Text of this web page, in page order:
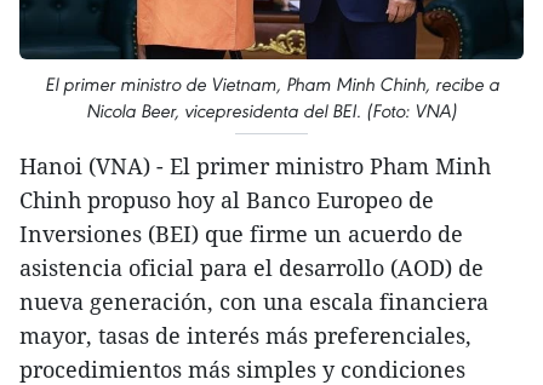
El primer ministro de Vietnam, Pham Minh Chinh, recibe a
Nicola Beer, vicepresidenta del BEI. (Foto: VNA)
Hanoi (VNA) - El primer ministro Pham Minh
Chinh propuso hoy al Banco Europeo de
Inversiones (BEI) que firme un acuerdo de
asistencia oficial para el desarrollo (AOD) de
nueva generación, con una escala financiera
mayor, tasas de interés más preferenciales,
procedimientos más simples y condiciones